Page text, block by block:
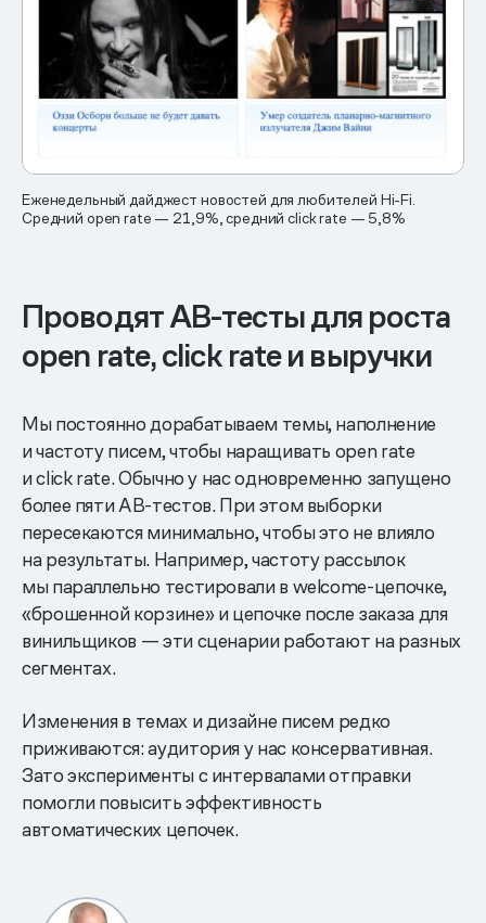
Еженедельный дайджест новостей для любителей Hi-Fi.
Средний open rate — 21,9%, средний click rate — 5,8%
Проводят AB-тесты для роста
open rate, click rate и выручки
Мы постоянно дорабатываем темы, наполнение
и частоту писем, чтобы наращивать open rate
и click rate. Обычно у нас одновременно запущено
более пяти AB-тестов. При этом выборки
пересекаются минимально, чтобы это не влияло
на результаты. Например, частоту рассылок
мы параллельно тестировали в welcome-цепочке,
«брошенной корзине» и цепочке после заказа для
винильщиков — эти сценарии работают на разных
сегментах.
Изменения в темах и дизайне писем редко
приживаются: аудитория у нас консервативная.
Зато эксперименты с интервалами отправки
помогли повысить эффективность
автоматических цепочек.